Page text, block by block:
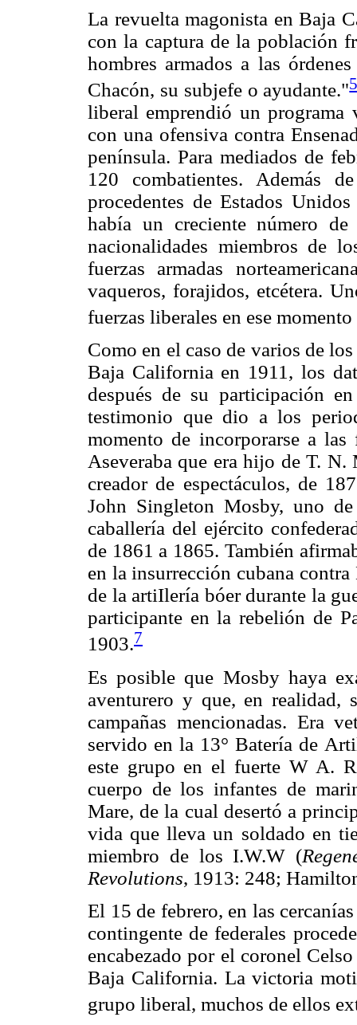
La revuelta magonista en Baja
con la captura de la población
hombres armados a las
Chacón, su subjefe o ayudante."
liberal emprendió un programa
con una ofensiva contra
península. Para mediados de
120 combatientes. Además
procedentes de Estados
había un creciente número de
nacionalidades miembros de
fuerzas armadas
vaqueros, forajidos, etcétera.
fuerzas liberales en ese
Como en el caso de varios de
Baja California en 1911, los
después de su participación
testimonio que dio a los
momento de incorporarse a
Aseveraba que era hijo de T.
creador de espectáculos, de
John Singleton Mosby, uno
caballería del ejército
de 1861 a 1865. También
en la insurrección cubana
de la artiIlería bóer durante la
participante en la rebelión de
1903.7
Es posible que Mosby haya
aventurero y que, en realidad,
campañas mencionadas. Era
servido en la 13° Batería de
este grupo en el fuerte W A.
cuerpo de los infantes de
Mare, de la cual desertó a
vida que lleva un soldado en
miembro de los I.W.W (
Revolutions, 1913: 248;
El 15 de febrero, en las
contingente de federales
encabezado por el coronel
Baja California. La victoria
grupo liberal, muchos de ellos